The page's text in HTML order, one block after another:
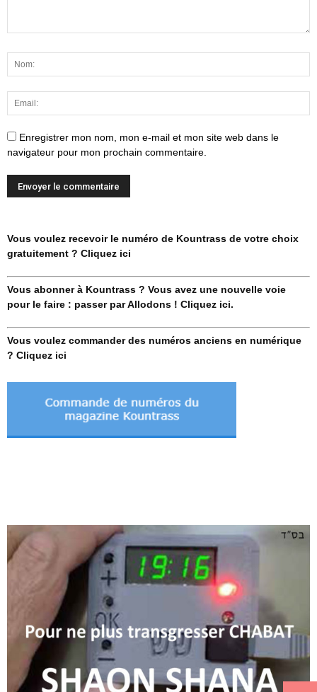
Enregistrer mon nom, mon e-mail et mon site web dans le
navigateur pour mon prochain commentaire.
Vous voulez recevoir le numéro de Kountrass de votre choix
gratuitement ? Cliquez ici
Vous abonner à Kountrass ? Vous avez une nouvelle voie
pour le faire : passer par Allodons ! Cliquez ici.
Vous voulez commander des numéros anciens en numérique
? Cliquez ici